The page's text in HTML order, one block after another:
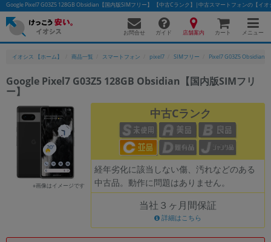
Google Pixel7 G03Z5 128GB Obsidian【国内版SIMフリー】 【中古Cランク】|中古スマートフォンの【イオ
お問合せ ガイド 店舗案内 カート メニュー
イオシス 【ホーム】 商品一覧 スマートフォン pixel7 SIMフリー Pixel7 G03Z5 Obsidian
Google Pixel7 G03Z5 128GB Obsidian【国内版SIMフリ
ー】
※画像はイメージです
中古Cランク
経年劣化に該当しない傷、汚れなどのある
中古品。動作に問題はありません。
当社３ヶ月間保証
詳細はこちら
フリーワード
除外ワード
人気の検索ワード： Let's note EliteBookMacBook
「スマートフォン」「タブレット」など